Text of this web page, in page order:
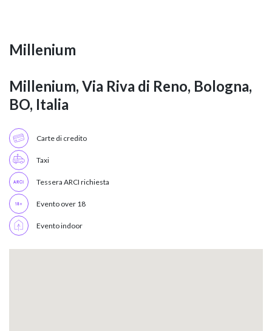
Millenium
Millenium, Via Riva di Reno, Bologna,
BO, Italia
Carte di credito
Taxi
Tessera ARCI richiesta
Evento over 18
Evento indoor